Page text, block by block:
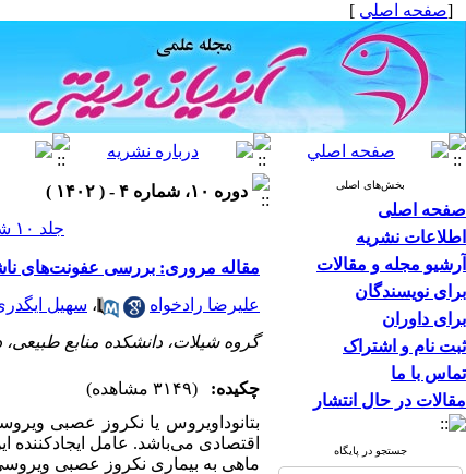
[صفحه اصلی ]
بخش‌های اصلی
صفحه اصلی
اطلاعات نشریه
آرشیو مجله و مقالات
برای نویسندگان
برای داوران
ثبت نام و اشتراک
تماس با ما
مقالات در حال انتشار
جستجو در پایگاه
دوره ۱۰، شماره ۴ - ( ۱۴۰۲ )
جلد ۱۰ شماره ۴ صفحات ۴۷-۳۷
مقاله مروری:‌ بررسی عفونت‌‌های
علیرضا رادخواه ، سهیل
گروه شیلات، دانشکده منابع طبیعی،
چکیده:
(۳۱۴۹ مشاهده)
بتانوداویروس یا نکروز عصبی
اقتصادی میباشد. عامل ایجادکننده
ماهی به بیماری نکروز عصبی